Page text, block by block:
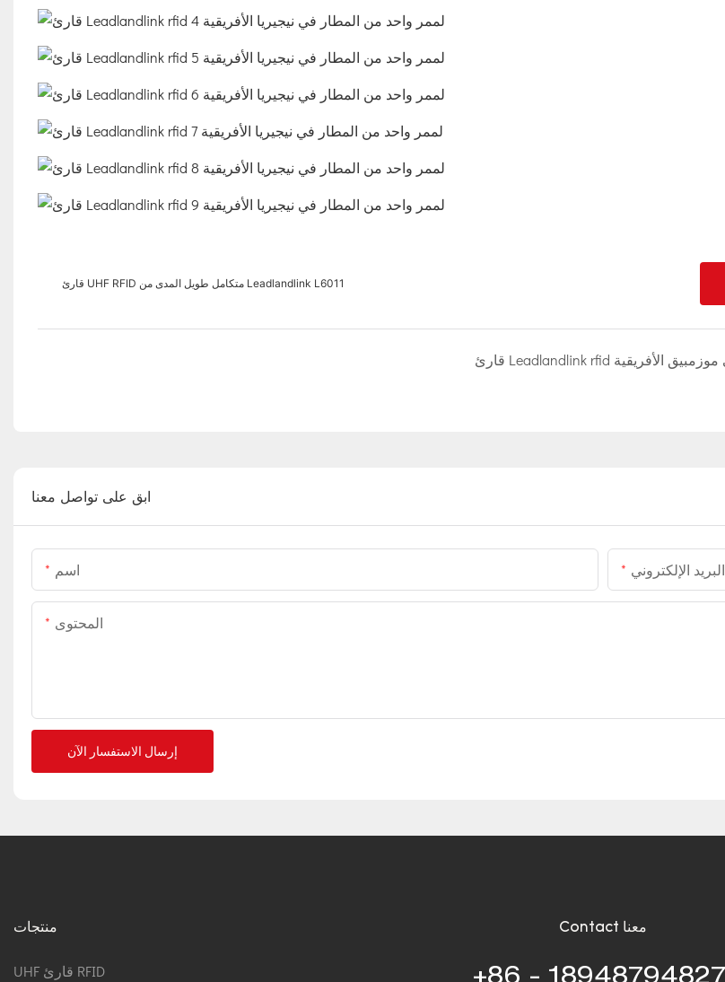
قارئ UHF RFID متكامل طويل المدى من Leadlandlink L6011
ابق على تواصل معنا
اسم البريد الإلكتروني
المحتوى
إرسال الاستفسار الآن
منتجات
UHF قارئ RFID
Contact معنا